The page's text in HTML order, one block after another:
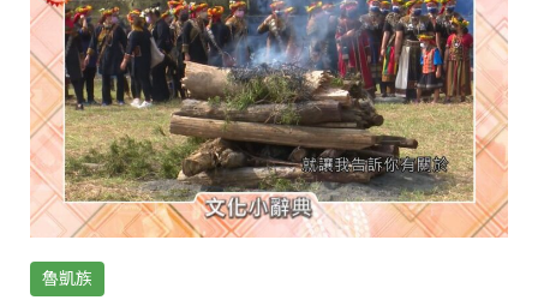
魯凱族